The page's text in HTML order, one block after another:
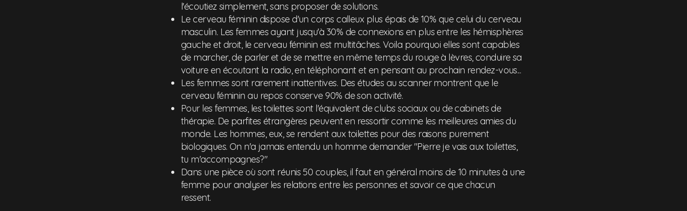
l'écoutiez simplement, sans proposer de solutions.
Le cerveau féminin dispose d'un corps calleux plus épais de 10% que celui du cerveau
masculin. Les femmes ayant jusqu'à 30% de connexions en plus entre les hémisphères
gauche et droit, le cerveau féminin est multitâches. Voila pourquoi elles sont capables
de marcher, de parler et de se mettre en même temps du rouge à lèvres, conduire sa
voiture en écoutant la radio, en téléphonant et en pensant au prochain rendez-vous...
Les femmes sont rarement inattentives. Des études au scanner montrent que le
cerveau féminin au repos conserve 90% de son activité.
Pour les femmes, les toilettes sont l'équivalent de clubs sociaux ou de cabinets de
thérapie. De parfites étrangères peuvent en ressortir comme les meilleures amies du
monde. Les hommes, eux, se rendent aux toilettes pour des raisons purement
biologiques. On n'a jamais entendu un homme demander "Pierre je vais aux toilettes,
tu m'accompagnes?"
Dans une pièce où sont réunis 50 couples, il faut en général moins de 10 minutes à une
femme pour analyser les relations entre les personnes et savoir ce que chacun
ressent.